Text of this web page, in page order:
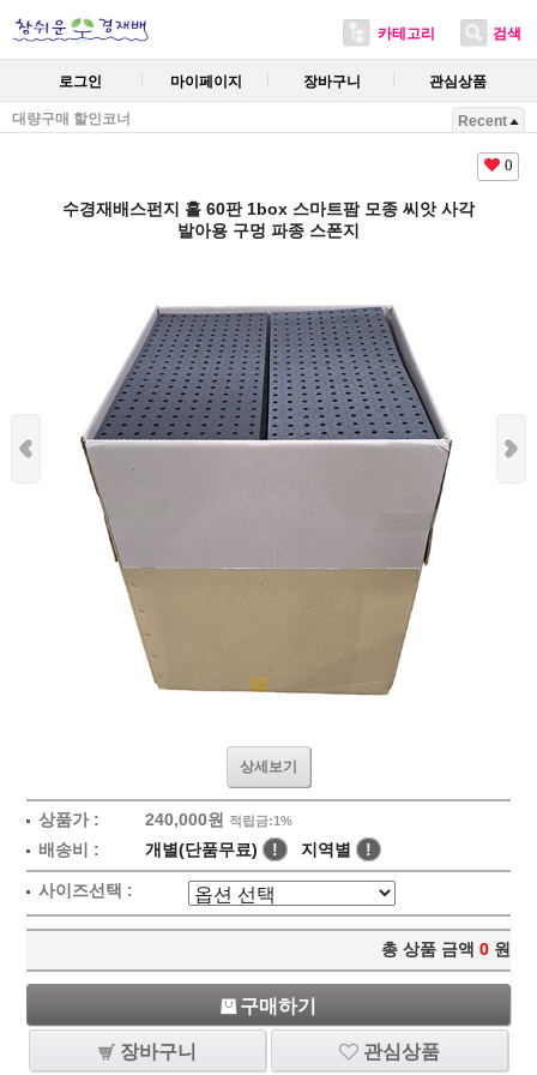
카테고리 검색
로그인 마이페이지 장바구니 관심상품
대량구매 할인코너 Recent
0
수경재배스펀지 홀 60판 1box 스마트팜 모종 씨앗 사각
발아용 구멍 파종 스폰지
상세보기
상품가 : 240,000원 적립금:1%
배송비 : 개별(단품무료) ! 지역별 !
사이즈선택 :
총 상품 금액 0 원
구매하기
장바구니 관심상품